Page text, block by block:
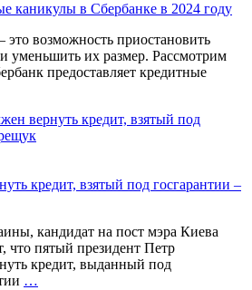
каникулы в Сбербанке в 2024 году
возможность приостановить
уменьшить их размер. Рассмотрим
предоставляет кредитные
кредит, взятый под госгарантии –
кандидат на пост мэра Киева
что пятый президент Петр
кредит, выданный под
…